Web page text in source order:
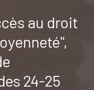
au droit
24-25